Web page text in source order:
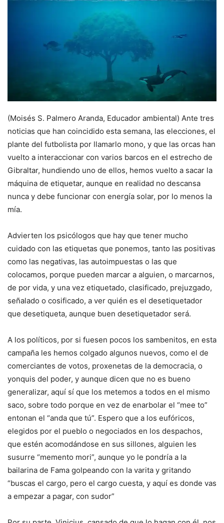
(Moisés S. Palmero Aranda, Educador ambiental) Ante tres
noticias que han coincidido esta semana, las elecciones, el
plante del futbolista por llamarlo mono, y que las orcas han
vuelto a interaccionar con varios barcos en el estrecho de
Gibraltar, hundiendo uno de ellos, hemos vuelto a sacar la
máquina de etiquetar, aunque en realidad no descansa
nunca y debe funcionar con energía solar, por lo menos la
mía.
Advierten los psicólogos que hay que tener mucho
cuidado con las etiquetas que ponemos, tanto las positivas
como las negativas, las autoimpuestas o las que
colocamos, porque pueden marcar a alguien, o marcarnos,
de por vida, y una vez etiquetado, clasificado, prejuzgado,
señalado o cosificado, a ver quién es el desetiquetador
que desetiqueta, aunque buen desetiquetador será.
A los políticos, por si fuesen pocos los sambenitos, en esta
campaña les hemos colgado algunos nuevos, como el de
comerciantes de votos, proxenetas de la democracia, o
yonquis del poder, y aunque dicen que no es bueno
generalizar, aquí sí que los metemos a todos en el mismo
saco, sobre todo porque en vez de enarbolar el “mee to”
entonan el “anda que tú”. Espero que a los eufóricos,
elegidos por el pueblo o negociados en los despachos,
que estén acomodándose en sus sillones, alguien les
susurre “memento mori”, aunque yo le pondría a la
bailarina de Fama golpeando con la varita y gritando
“buscas el cargo, pero el cargo cuesta, y aquí es donde vas
a empezar a pagar, con sudor”